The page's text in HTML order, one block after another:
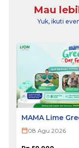
Mau
Yuk, ikuti
MAMA Lime
2026 - SURABAYA
08 Agu 2026